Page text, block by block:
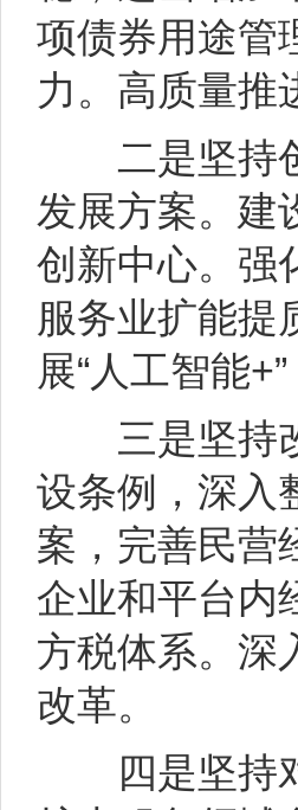
项债券用途管
力。高质量推
二是坚持创
发展方案。建
创新中心。强
服务业扩能提
展“人工智能
三是坚持改
设条例，深入
案，完善民营
企业和平台内
方税体系。深
改革。
四是坚持对